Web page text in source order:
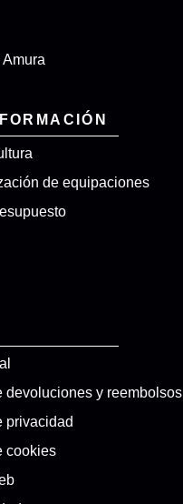
de equipaciones
devoluciones y reembolsos
privacidad
cookies